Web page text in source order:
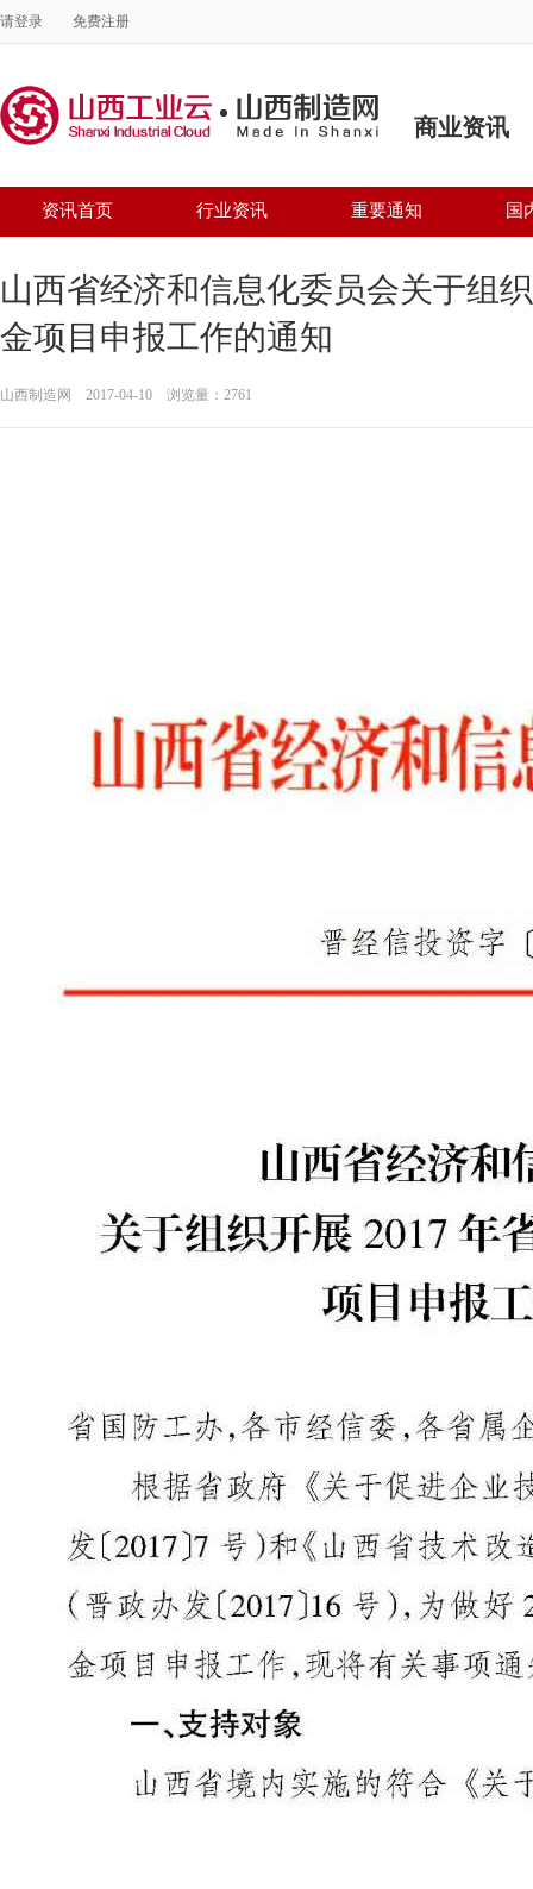
请登录 免费注册
商业资讯
资讯首页 行业资讯 重要通知 国
山西省经济和信息化委员会关于组
金项目申报工作的通知
山西制造网 2017-04-10 浏览量：2761